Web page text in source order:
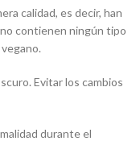
calidad, es decir, han
contienen ningún tipo
Evitar los cambios
durante el